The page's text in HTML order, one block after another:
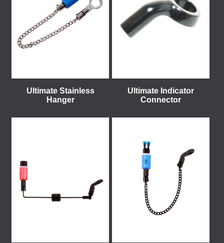
Ultimate Stainless
Hanger
Ultimate Indicator
Connector